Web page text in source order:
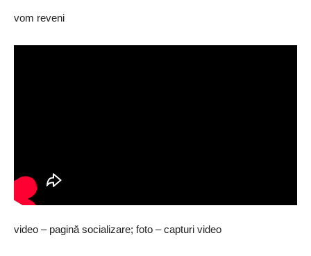
vom reveni
video – pagină socializare; foto – capturi video